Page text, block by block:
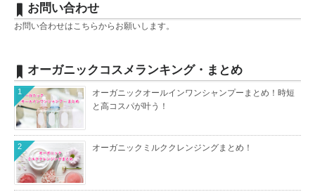
お問い合わせ
お問い合わせはこちらからお願いします。
オーガニックコスメランキング・まとめ
オーガニックオールインワンシャンプーまとめ！時短
と高コスパが叶う！
1
オーガニックミルククレンジングまとめ！
2